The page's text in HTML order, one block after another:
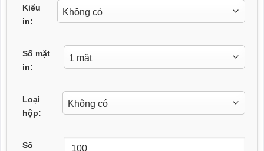
Kiểu
in:
Số mặt
in:
Loại
hộp:
Số